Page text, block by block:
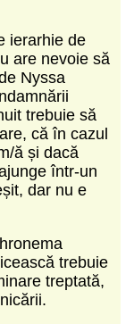
ierarhie de
are nevoie să
Nyssa
trebuie să
că în cazul
ă și dacă
într-un
dar nu e
trebuie
treptată,